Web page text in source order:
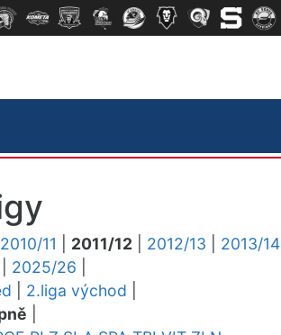
2010/11 2011/12 2012/13 2013/14
2025/26
2.liga východ